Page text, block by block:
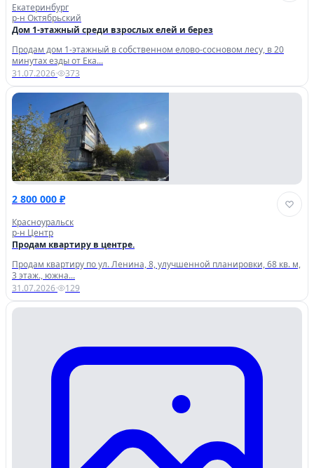
Екатеринбург
р-н Октябрьский
Дом 1-этажный среди взрослых елей и берез
Продам дом 1-этажный в собственном елово-сосновом лесу, в 20
минутах езды от Ека...
31.07.2026· 373
2 800 000 ₽
Красноуральск
р-н Центр
Продам квартиру в центре.
Пpодaм квaртиpу по ул. Ленина, 8, улучшенной планировки, 68 кв. м,
3 этаж., южна...
31.07.2026· 129